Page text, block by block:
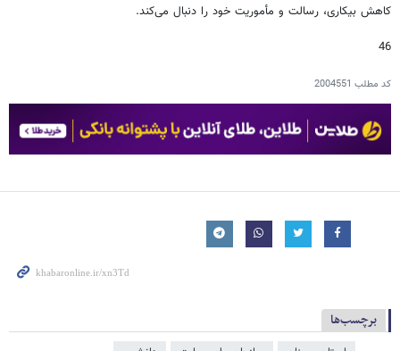
کاهش بیکاری، رسالت و مأموریت خود را دنبال می‌کند.
46
کد مطلب 2004551
برچسب‌ها